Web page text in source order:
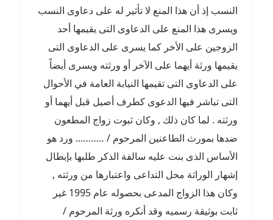
النسب إذ أن هذا المنع لا تأثير له على دعاوى النسب
ويسرى هذا المنع على الدعاوى التى يقيمها أحد
الزوجين على الأخر كما يسرى على الدعاوى التى
يقيمها ورثة أيهما على الآخر أو ورثته ويسرى أيضاً
على الدعاوى التى تقيمها النيابة العامة في الأحوال
التى تباشر فيها الدعوى كطرف أصيل قبل أيهما أو
ورثته . لما كان ذلك , وكان ثبوت زواج المطعون
ضدها بمورث الطاعنين المرحوم / ……….. ورد هو
الأساس الذى بنت عليه سالفة الذكر طلبها بإبطال
إشهار الوراثة محل التداعى واعتبارها من ورثته ,
وكان هذا الزواج المدعى بحصوله عام 1995 غير
ثابت بوثيقة رسميه وقد أنكره ورثة المرحوم /